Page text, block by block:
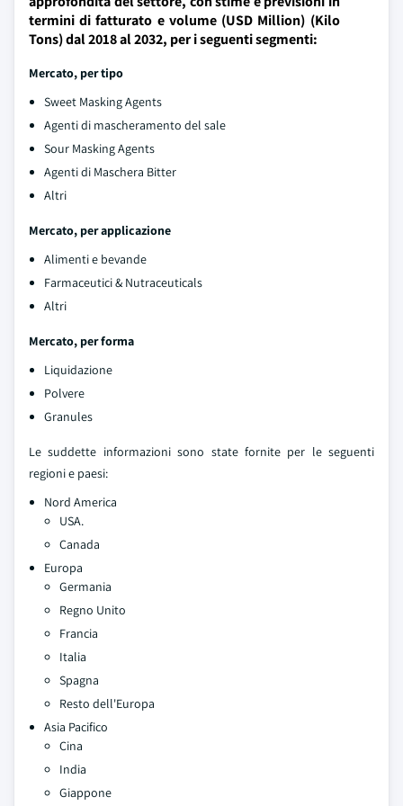
termini di fatturato e volume (USD Million) (Kilo
Tons) dal 2018 al 2032, per i seguenti segmenti:
Mercato, per tipo
Sweet Masking Agents
Agenti di mascheramento del sale
Sour Masking Agents
Agenti di Maschera Bitter
Altri
Mercato, per applicazione
Alimenti e bevande
Farmaceutici & Nutraceuticals
Altri
Mercato, per forma
Liquidazione
Polvere
Granules
Le suddette informazioni sono state fornite per le seguenti
regioni e paesi:
Nord America
USA.
Canada
Europa
Germania
Regno Unito
Francia
Italia
Spagna
Resto dell'Europa
Asia Pacifico
Cina
India
Giappone